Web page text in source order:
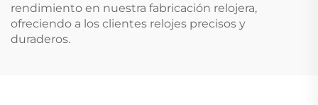
rendimiento en nuestra fabricación relojera,
ofreciendo a los clientes relojes precisos y
duraderos.